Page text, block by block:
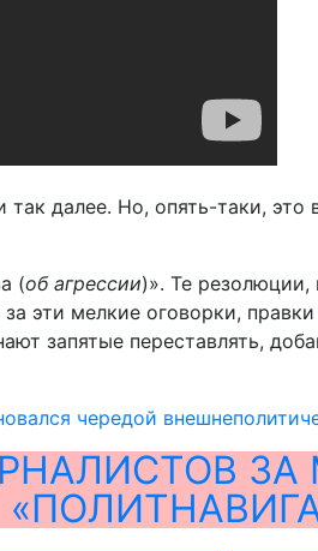
далее. Но, опять-таки,
(об агрессии)». Те резолюции,
эти мелкие оговорки,
запятые переставлять,
чередой